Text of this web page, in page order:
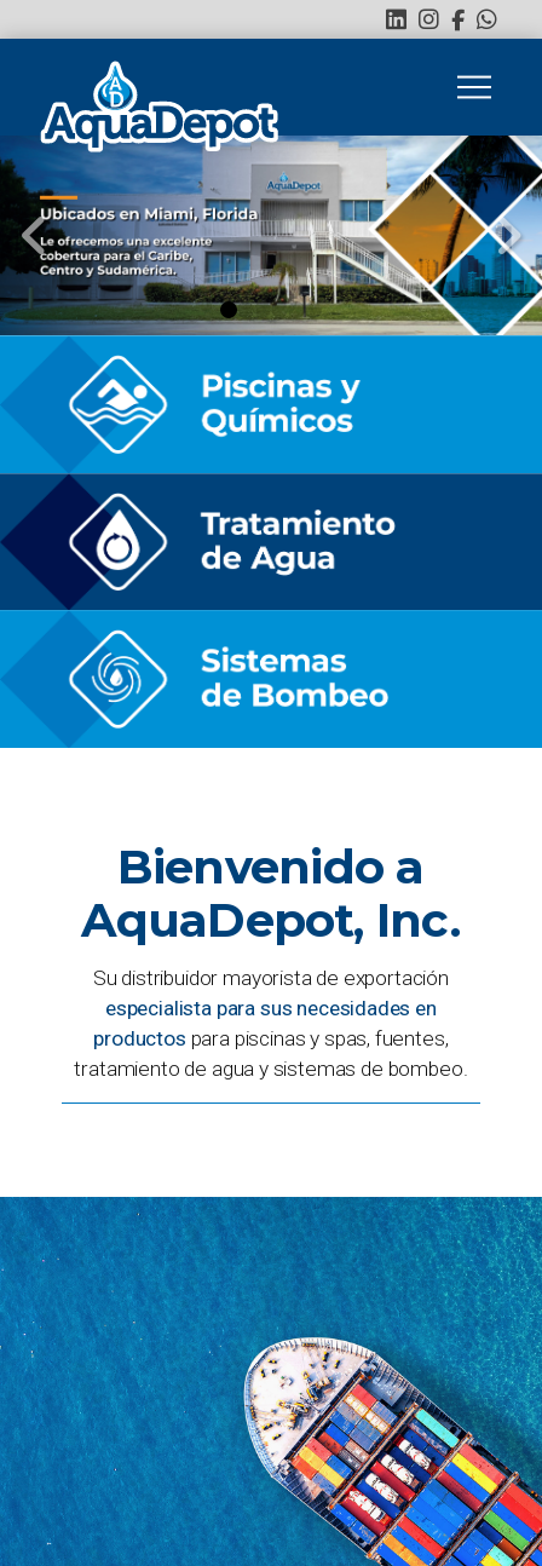
0 1 2 3 4 5
Bienvenido a
AquaDepot, Inc.
Su distribuidor mayorista de exportación
especialista para sus necesidades en
productos para piscinas y spas, fuentes,
tratamiento de agua y sistemas de bombeo.